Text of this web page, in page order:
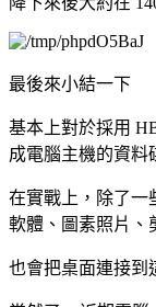
最後來小結一下
基本上對於採用
成電腦主機的資料
在實戰上，除了一
軟體、圖素照片、
也會把桌面連接到